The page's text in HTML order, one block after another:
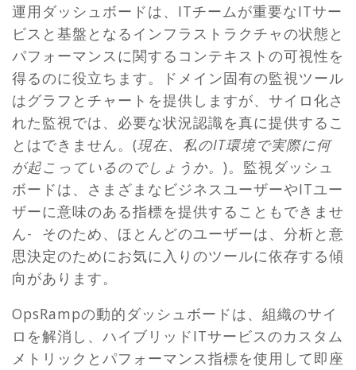
運用ダッシュボードは、ITチームが重要なITサー
ビスと基盤となるインフラストラクチャの状態と
パフォーマンスに関するコンテキストの可視性を
得るのに役立ちます。ドメイン固有の監視ツール
はグラフとチャートを提供しますが、サイロ化さ
れた監視では、必要な状況認識を真に提供するこ
とはできません。(現在、私のIT環境で実際に何
が起こっているのでしょうか。 )。監視ダッシュ
ボードは、さまざまなビジネスユーザーやITユー
ザーに意味のある指標を提供することもできませ
ん- そのため、ほとんどのユーザーは、分析と意
思決定のためにお気に入りのツールに依存する傾
向があります。
OpsRampの動的ダッシュボードは、組織のサイ
ロを解消し、ハイブリッドITサービスのカスタム
メトリックとパフォーマンス指標を使用して即座